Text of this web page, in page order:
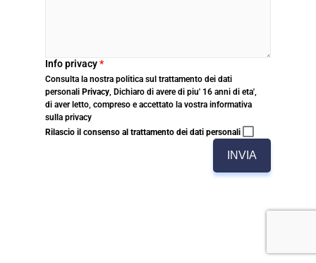
Info privacy*
Consulta la nostra politica sul trattamento dei dati
personali Privacy, Dichiaro di avere di piu' 16 anni di eta',
di aver letto, compreso e accettato la vostra informativa
sulla privacy
Rilascio il consenso al trattamento dei dati personali
INVIA